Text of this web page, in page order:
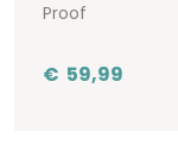
Proof
€ 59,99